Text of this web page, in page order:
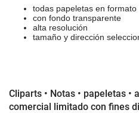
todas papeletas en formato
con fondo transparente
alta resolución
tamaño y dirección
Cliparts • Notas • papeletas •
comercial limitado con fines